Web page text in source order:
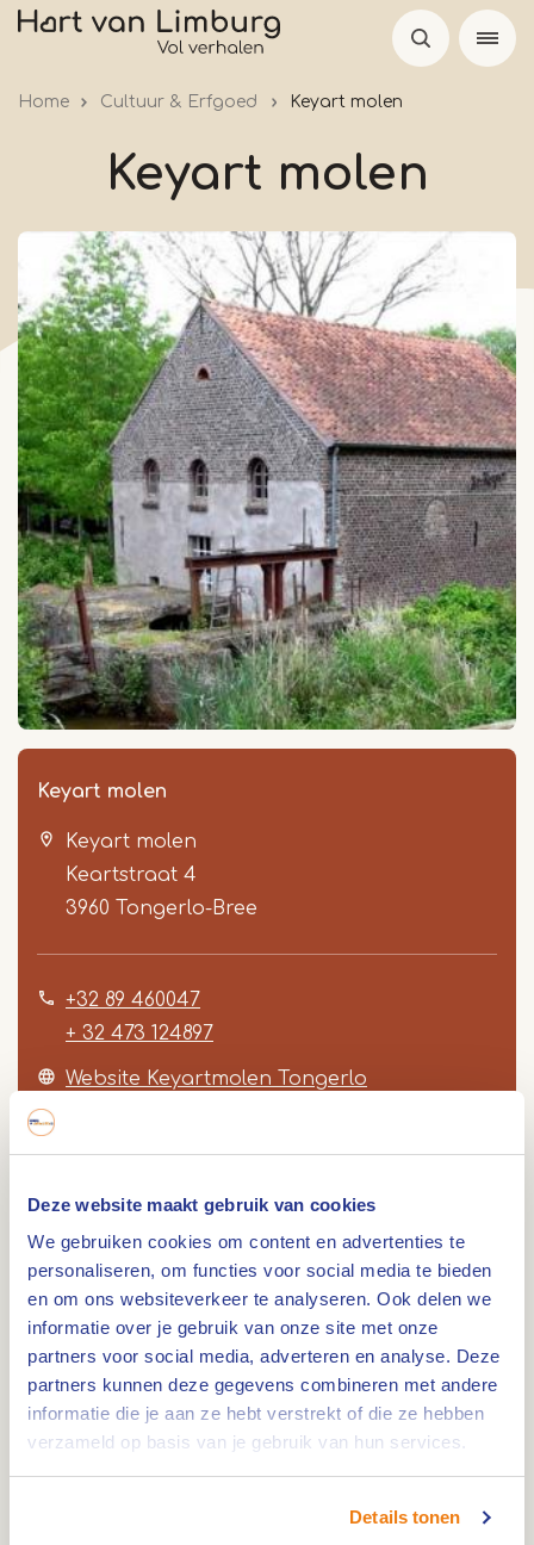
Deze website maakt gebruik van cookies
We gebruiken cookies om content en advertenties te
personaliseren, om functies voor social media te bieden
en om ons websiteverkeer te analyseren. Ook delen we
informatie over je gebruik van onze site met onze
partners voor social media, adverteren en analyse. Deze
partners kunnen deze gegevens combineren met andere
informatie die je aan ze hebt verstrekt of die ze hebben
verzameld op basis van je gebruik van hun services.
Details tonen
Overslaan
Home Cultuur & Erfgoed Keyart molen
Keyart molen
Keyart molen
Keyart molen
Keartstraat 4
3960
Tongerlo-Bree
+32 89 460047
+ 32 473 124897
Website Keyartmolen Tongerlo
De Keyart molen is een onderslag watermolen uit
1139. De molen werd gebruikt als graanmolen op
de Itter.
De molen wordt voor het eerst vermeld in 1139 als
eigendom van Arnoud Van de Keyart. Op de
Ferrariskaart (1771-77) staat de molen aangeduid